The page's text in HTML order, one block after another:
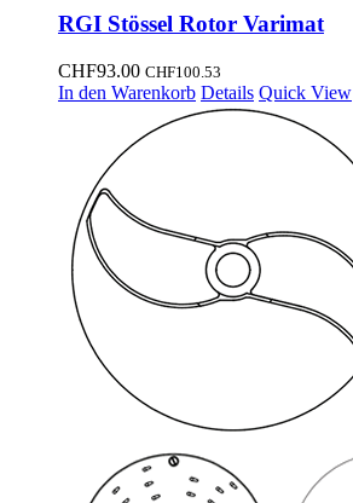
RGI Stössel Rotor Varimat
CHF93.00 CHF100.53
In den Warenkorb Details Quick View